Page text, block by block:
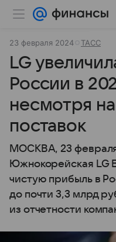
23 февраля 2024 ТАСС
LG
России в
несмотря
поставок
МОСКВА, 23
Южнокорейская LG
чистую прибыль в
до почти 3,3 млрд
из отчетности